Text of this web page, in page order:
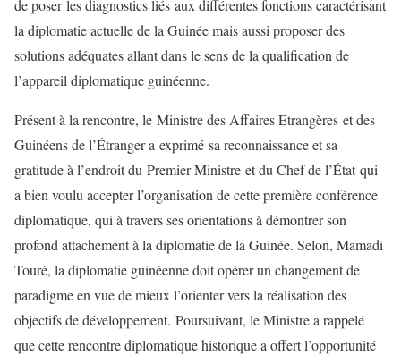
de poser les diagnostics liés aux différentes fonctions caractérisant
la diplomatie actuelle de la Guinée mais aussi proposer des
solutions adéquates allant dans le sens de la qualification de
l’appareil diplomatique guinéenne.
Présent à la rencontre, le Ministre des Affaires Etrangères et des
Guinéens de l’Étranger a exprimé sa reconnaissance et sa
gratitude à l’endroit du Premier Ministre et du Chef de l’État qui
a bien voulu accepter l’organisation de cette première conférence
diplomatique, qui à travers ses orientations à démontrer son
profond attachement à la diplomatie de la Guinée. Selon, Mamadi
Touré, la diplomatie guinéenne doit opérer un changement de
paradigme en vue de mieux l’orienter vers la réalisation des
objectifs de développement. Poursuivant, le Ministre a rappelé
que cette rencontre diplomatique historique a offert l’opportunité